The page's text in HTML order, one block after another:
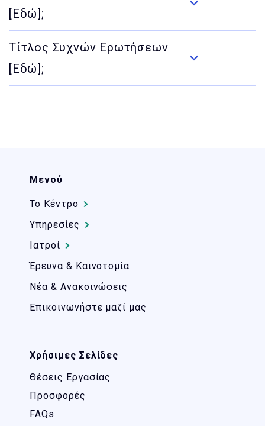
[Εδώ];
Τίτλος Συχνών Ερωτήσεων
[Εδώ];
Μενού
Το Kέντρο
Υπηρεσίες
Ιατροί
Έρευνα & Καινοτομία
Νέα & Ανακοινώσεις
Επικοινωνήστε μαζί μας
Χρήσιμες Σελίδες
Θέσεις Εργασίας
Προσφορές
FAQs